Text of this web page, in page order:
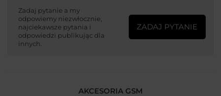
Zadaj pytanie a my
odpowiemy niezwłocznie,
najciekawsze pytania i
odpowiedzi publikując dla
innych.
ZADAJ PYTANIE
AKCESORIA GSM